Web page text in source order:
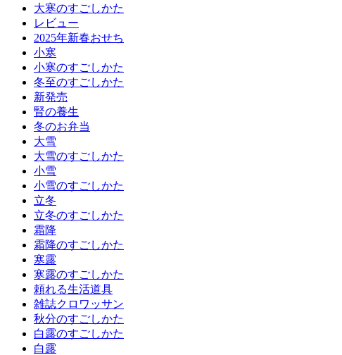
大寒のすごしかた
レビュー
2025年新春おせち
小寒
小寒のすごしかた
冬至のすごしかた
新発売
腎の養生
冬のお弁当
大雪
大雪のすごしかた
小雪
小雪のすごしかた
立冬
立冬のすごしかた
霜降
霜降のすごしかた
寒露
寒露のすごしかた
頼れる生活道具
雑誌クロワッサン
秋分のすごしかた
白露のすごしかた
白露